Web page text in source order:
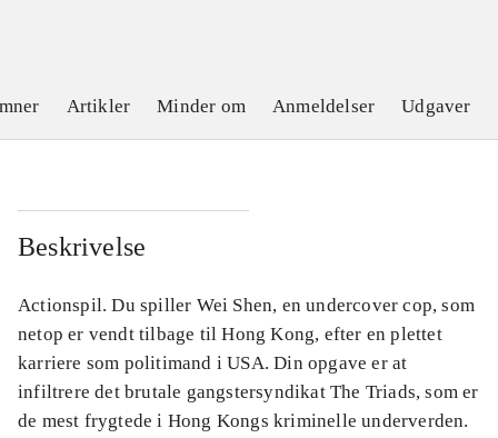
Artikler Minder om Anmeldelser Udgaver
Beskrivelse
Actionspil. Du spiller Wei Shen, en undercover cop, som
netop er vendt tilbage til Hong Kong, efter en plettet
karriere som politimand i USA. Din opgave er at
infiltrere det brutale gangstersyndikat The Triads, som er
de mest frygtede i Hong Kongs kriminelle underverden.